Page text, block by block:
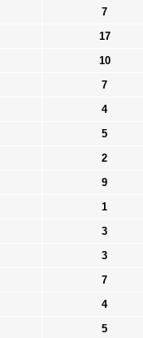
7
17
10
7
4
5
2
9
1
3
3
7
4
5